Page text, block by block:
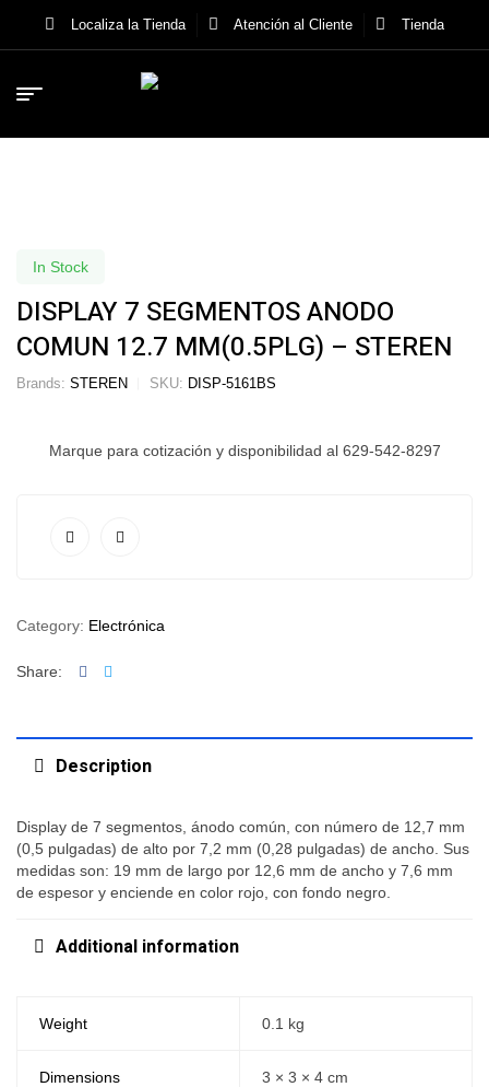
Localiza la Tienda Atención al Cliente Tienda
In Stock
DISPLAY 7 SEGMENTOS ANODO
COMUN 12.7 MM(0.5PLG) – STEREN
Brands: STEREN SKU: DISP-5161BS
Marque para cotización y disponibilidad al 629-542-8297
Category: Electrónica
Share: Facebook
Description
Display de 7 segmentos, ánodo común, con número de 12,7 mm
(0,5 pulgadas) de alto por 7,2 mm (0,28 pulgadas) de ancho. Sus
medidas son: 19 mm de largo por 12,6 mm de ancho y 7,6 mm
de espesor y enciende en color rojo, con fondo negro.
Additional information
Weight 0.1 kg
Dimensions 3 × 3 × 4 cm